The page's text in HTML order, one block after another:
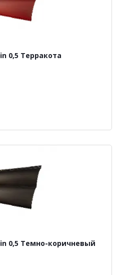
0,5 Терракота
0,5 Темно-коричневый